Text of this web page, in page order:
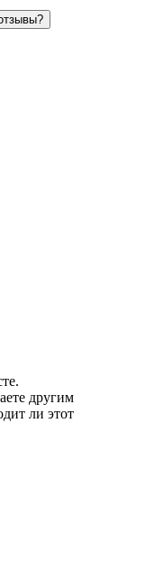
другим
ли этот